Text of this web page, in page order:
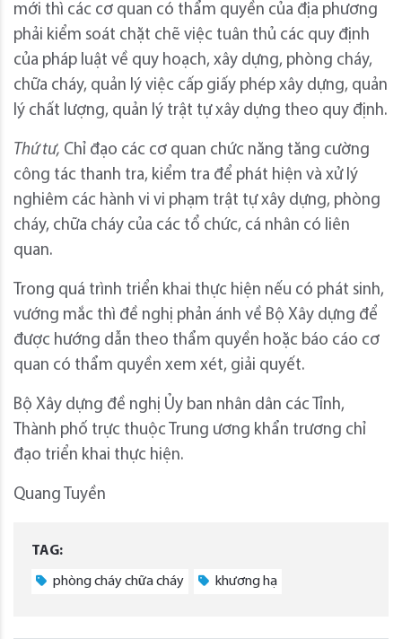
mới thì các cơ quan có thẩm quyền của địa phương
phải kiểm soát chặt chẽ việc tuân thủ các quy định
của pháp luật về quy hoạch, xây dựng, phòng cháy,
chữa cháy, quản lý việc cấp giấy phép xây dựng, quản
lý chất lượng, quản lý trật tự xây dựng theo quy định.
Thứ tư, Chỉ đạo các cơ quan chức năng tăng cường
công tác thanh tra, kiểm tra để phát hiện và xử lý
nghiêm các hành vi vi phạm trật tự xây dựng, phòng
cháy, chữa cháy của các tổ chức, cá nhân có liên
quan.
Trong quá trình triển khai thực hiện nếu có phát sinh,
vướng mắc thì đề nghị phản ánh về Bộ Xây dựng để
được hướng dẫn theo thẩm quyền hoặc báo cáo cơ
quan có thẩm quyền xem xét, giải quyết.
Bộ Xây dựng đề nghị Ủy ban nhân dân các Tỉnh,
Thành phố trực thuộc Trung ương khẩn trương chỉ
đạo triển khai thực hiện.
Quang Tuyền
TAG:
phòng cháy chữa cháy khương hạ